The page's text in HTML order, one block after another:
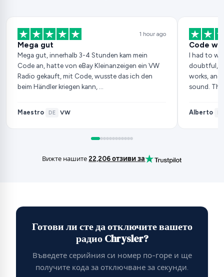
1 hour ago
Mega gut
Mega gut, innerhalb 3-4 Stunden kam mein
Code an, hatte von eBay Kleinanzeigen ein VW
Radio gekauft, mit Code, wusste das ich den
beim Händler kriegen kann, …
Maestro· DE ·VW
Code
I had to
doubtful,
works, and
sound.
Alberto·
Вижте нашите22,206 отзиви за
Готови ли сте да отключите вашето
радио Chrysler?
Въведете серийния си номер по-горе и ще
получите кода за отключване за секунди.